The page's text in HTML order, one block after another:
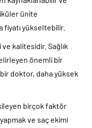
ünite
yükseltebilir.
kalitesidir. Sağlık
önemli bir
doktor, daha yüksek
birçok faktör
ve saç ekimi